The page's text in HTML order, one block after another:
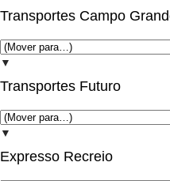
Transportes Campo
▼
Transportes Futuro
▼
Expresso Recreio